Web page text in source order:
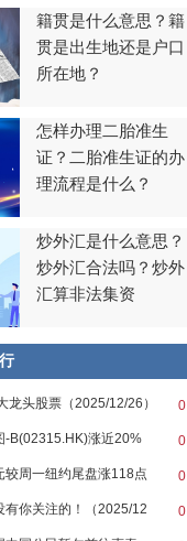
籍贯是什么意思？籍
贯是出生地还是户口
所在地？
怎样办理二胎准生
证？二胎准生证的办
理流程是什么？
炒外汇是什么意思？
炒外汇合法吗？炒外
汇算非法集资
0
龙头股票（2025/12/26）
0
-B(02315.HK)涨近20%
0
较周一纽约尾盘涨118点
0
有你关注的！（2025/12